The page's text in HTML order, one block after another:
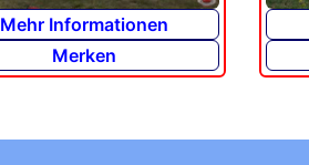
Mehr Informationen
Merken